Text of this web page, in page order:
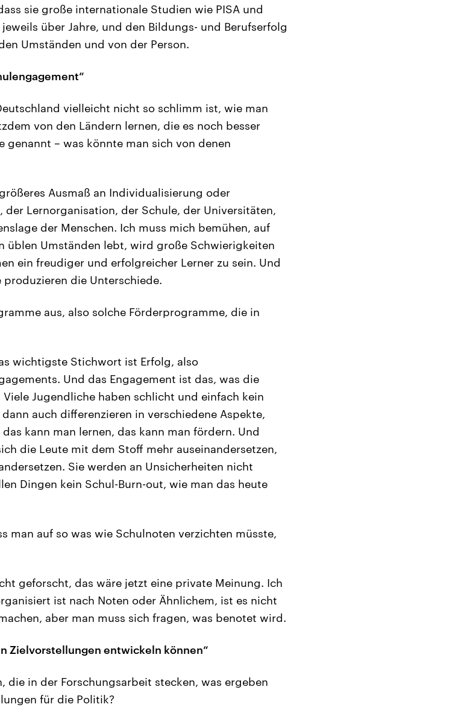
sie große internationale Studien wie PISA und
über Jahre, und den Bildungs- und Berufserfolg
Umständen und von der Person.
vielleicht nicht so schlimm ist, wie man
von den Ländern lernen, die es noch besser
genannt – was könnte man sich von denen
Ausmaß an Individualisierung oder
der Lernorganisation, der Schule, der Universitäten,
der Menschen. Ich muss mich bemühen, auf
üblen Umständen lebt, wird große Schwierigkeiten
ein freudiger und erfolgreicher Lerner zu sein. Und
die Unterschiede.
aus, also solche Förderprogramme, die in
wichtigste Stichwort ist Erfolg, also
Und das Engagement ist das, was die
Jugendliche haben schlicht und einfach kein
auch differenzieren in verschiedene Aspekte,
kann man lernen, das kann man fördern. Und
die Leute mit dem Stoff mehr auseinandersetzen,
Sie werden an Unsicherheiten nicht
Dingen kein Schul-Burn-out, wie man das heute
man auf so was wie Schulnoten verzichten müsste,
geforscht, das wäre jetzt eine private Meinung. Ich
ist nach Noten oder Ähnlichem, ist es nicht
aber man muss sich fragen, was benotet wird.
Zielvorstellungen entwickeln können“
die in der Forschungsarbeit stecken, was ergeben
für die Politik?